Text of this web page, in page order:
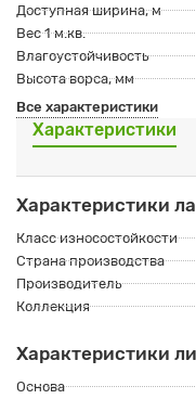
Доступная ширина, м
Вес 1 м.кв.
Влагоустойчивость
Высота ворса, мм
Все характеристики
Характеристики
Характеристики
Класс износостойкости
Страна производства
Производитель
Коллекция
Характеристики
Основа